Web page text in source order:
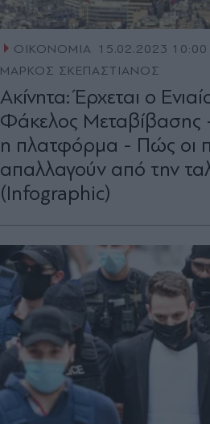
ΟΙΚΟΝΟΜΙΑ 15.02.2023 10:00
ΜΑΡΚΟΣ ΣΚΕΠΑΣΤΙΑΝΟΣ
Ακίνητα: Έρχεται ο
Φάκελος Μεταβίβασης -
η πλατφόρμα - Πώς οι
απαλλαγούν από την
(Infographic)